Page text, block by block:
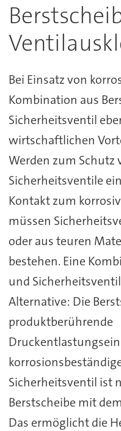
Bei Einsatz von
Kombination aus
Sicherheitsventil
wirtschaftlichen
Werden zum Schutz
Sicherheitsventile
Kontakt zum
müssen
oder aus teuren
bestehen. Eine
und
Alternative: Die
produktberührende
Sicherheitsventil ist
Berstscheibe mit
Das ermöglicht die